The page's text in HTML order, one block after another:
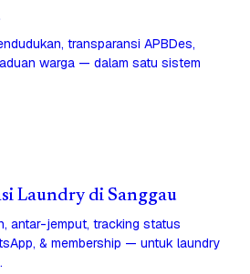
transparansi APBDes,
warga — dalam satu sistem
Laundry di Sanggau
antar-jemput, tracking status
& membership — untuk laundry